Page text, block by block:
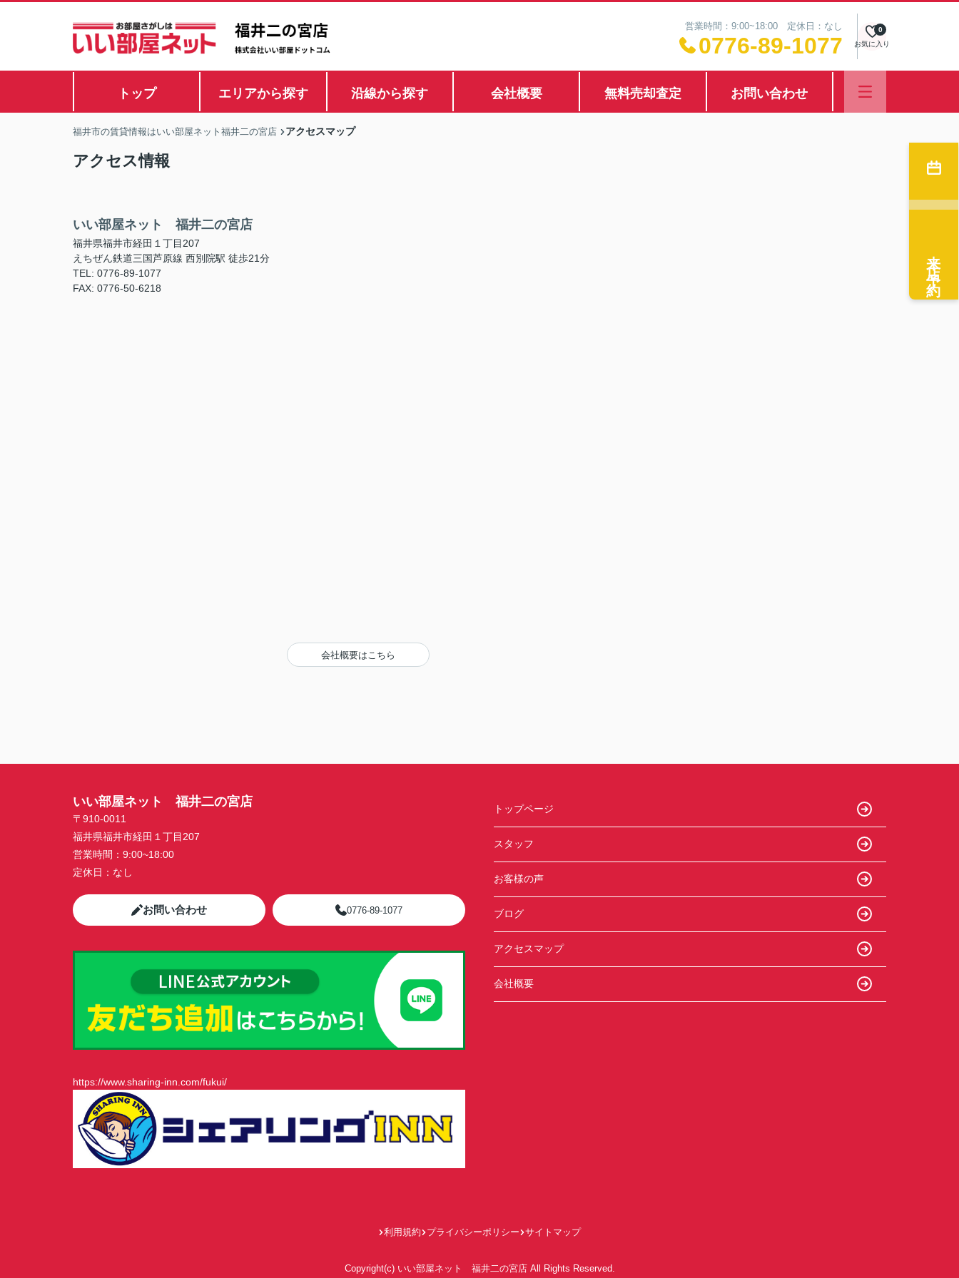
営業時間：9:00~18:00 定休日：なし
0776-89-1077 お気に入り
0
トップ エリアから探す 沿線から探す 会社概要 無料売却査定 お問い合わせ
福井市の賃貸情報はいい部屋ネット福井二の宮店 アクセスマップ
アクセス情報
いい部屋ネット 福井二の宮店
福井県福井市経田１丁目207
えちぜん鉄道三国芦原線 西別院駅 徒歩21分
TEL: 0776-89-1077
FAX: 0776-50-6218
会社概要はこちら
来店予約
いい部屋ネット 福井二の宮店
〒910-0011
福井県福井市経田１丁目207
営業時間： 9:00~18:00
定休日： なし
お問い合わせ 0776-89-1077
https://www.sharing-inn.com/fukui/
トップページ
スタッフ
お客様の声
ブログ
アクセスマップ
会社概要
利用規約 プライバシーポリシー サイトマップ
Copyright(c) いい部屋ネット 福井二の宮店 All Rights Reserved.